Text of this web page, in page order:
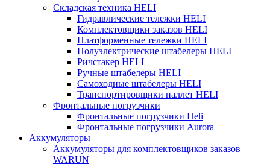
Складская техника HELI
Гидравлические тележки HELI
Комплектовщики заказов HELI
Платформенные тележки HELI
Полуэлектрические штабелеры HELI
Ричстакер HELI
Ручные штабелеры HELI
Самоходные штабелеры HELI
Транспортировщики паллет HELI
Фронтальные погрузчики
Фронтальные погрузчики Heli
Фронтальные погрузчики Aurora
Аккумуляторы
Аккумуляторы для комплектовщиков заказов
WARUN